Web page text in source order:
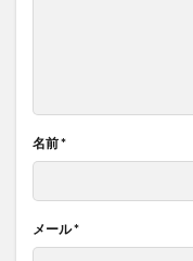
名前*
メール*